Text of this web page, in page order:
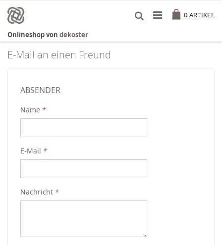
Inhalt
springen
0 ARTIKEL
Onlineshop von dekoster
E-Mail an einen Freund
ABSENDER
Name
E-Mail
Nachricht